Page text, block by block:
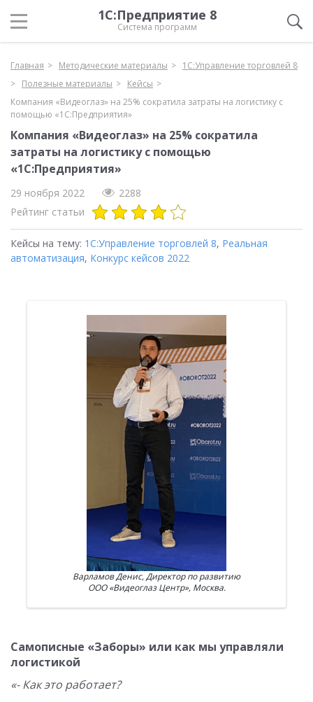
1С:Предприятие 8
Система программ
Главная Методические материалы
1С:Управление торговлей 8
Полезные материалы
Кейсы
Компания «Видеоглаз» на 25% сократила затраты на логистику с
помощью «1С:Предприятия»
Компания «Видеоглаз» на 25% сократила
затраты на логистику с помощью
«1С:Предприятия»
29 ноября 2022
2288
Рейтинг статьи
Кейсы на тему: 1С:Управление торговлей 8, Реальная
автоматизация, Конкурс кейсов 2022
Варламов Денис, Директор по развитию
ООО «Видеоглаз Центр», Москва.
Самописные «Заборы» или как мы управляли
логистикой
«- Как это работает?